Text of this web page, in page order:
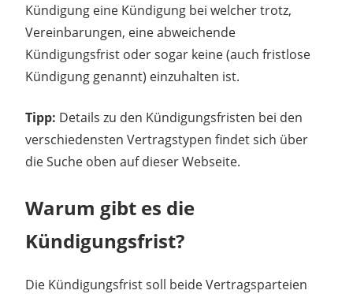
Kündigung eine Kündigung bei welcher trotz,
Vereinbarungen, eine abweichende
Kündigungsfrist oder sogar keine (auch fristlose
Kündigung genannt) einzuhalten ist.
Tipp: Details zu den Kündigungsfristen bei den
verschiedensten Vertragstypen findet sich über
die Suche oben auf dieser Webseite.
Warum gibt es die
Kündigungsfrist?
Die Kündigungsfrist soll beide Vertragsparteien